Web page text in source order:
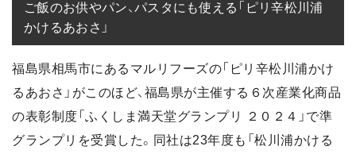
ご飯のお供やパン、パスタにも使える「ピリ辛松川浦
かけるあおさ」
福島県相馬市にあるマルリフーズの「ピリ辛松川浦かけ
るあおさ」がこのほど、福島県が主催する６次産業化商品
の表彰制度「ふくしま満天堂グランプリ ２０２４」で準
グランプリを受賞した。同社は23年度も「松川浦かける